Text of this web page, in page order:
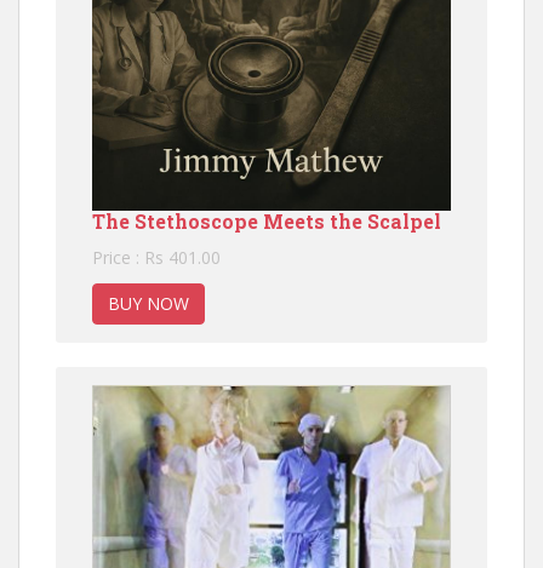
The Stethoscope Meets the Scalpel
Price : Rs 401.00
BUY NOW